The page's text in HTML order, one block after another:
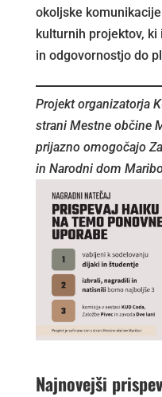
okoljske
kulturnih projektov,
in odgovornostjo do
Projekt organizatorja
strani Mestne občine
prijazno omogočajo
in Narodni dom
Najnovejši